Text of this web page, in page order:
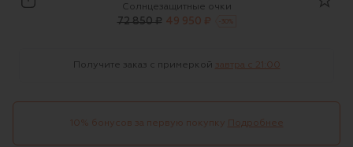
Linda Farrow
Солнцезащитные очки
72 850 ₽ 49 950 ₽ %
Получите заказ с примеркой завтра c 21:00
10% бонусов за первую покупку Подробнее